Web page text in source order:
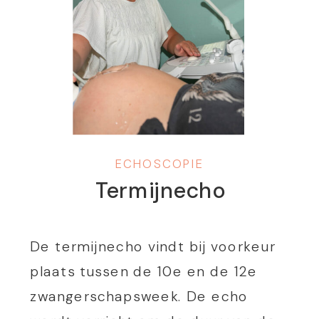
(NWZ) of het Amsterdam […]
Termijnecho
De termijnecho vindt bij voorkeur
plaats tussen de 10e en de 12e
zwangerschapsweek. De echo
ECHOSCOPIE